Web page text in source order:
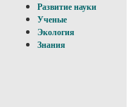
Развитие науки
Ученые
Экология
Знания